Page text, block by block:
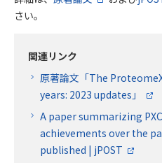
さい。
関連リンク
原著論文「The
years: 2023 updates」
A paper summarizing
achievements over the
published | jPOST